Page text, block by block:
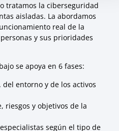
tratamos la ciberseguridad
aisladas. La abordamos
real de la
y sus prioridades
se apoya en 6 fases:
entorno y de los activos
riesgos y objetivos de la
según el tipo de